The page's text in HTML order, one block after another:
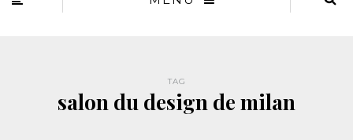
TAG
salon du design de milan